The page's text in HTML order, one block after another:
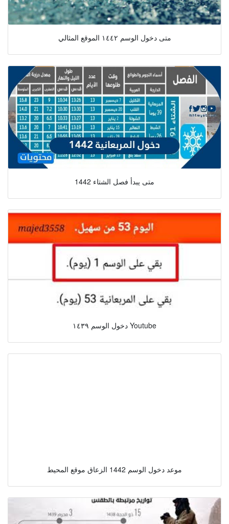
متى دخول الوسم ١٤٤٢ الموقع المثالي
متى يبدأ فصل الشتاء 1442
دخول الوسم ١٤٣٩ Youtube
موعد دخول الوسم 1442 الزعاق موقع المحيط